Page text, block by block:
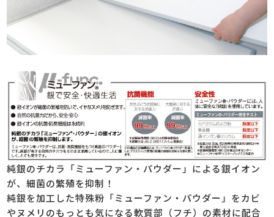
純銀のチカラ「ミューファン・パウダー」による銀イオン
が、細菌の繁殖を抑制！
純銀を加工した特殊粉「ミューファン・パウダー」をカビ
やヌメリのもっとも気になる軟質部（フチ）の素材に配合